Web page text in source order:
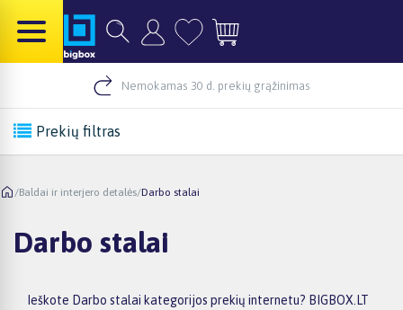
Nemokamas 30 d. prekių grąžinimas
Prekių filtras
/Baldai ir interjero detalės/Darbo stalai
Darbo stalai
Ieškote Darbo stalai kategorijos prekių internetu? BIGBOX.LT